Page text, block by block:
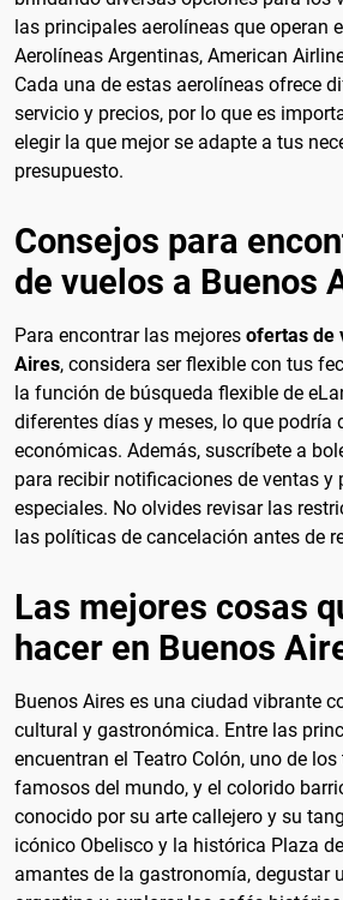
las principales aerolíneas que operan
Aerolíneas Argentinas, American
Cada una de estas aerolíneas ofrece
servicio y precios, por lo que es
elegir la que mejor se adapte a tus
presupuesto.
Consejos para
de vuelos a Buenos
Para encontrar las mejores ofertas de
Aires, considera ser flexible con tus
la función de búsqueda flexible de
diferentes días y meses, lo que podría
económicas. Además, suscríbete a
para recibir notificaciones de ventas y
especiales. No olvides revisar las
las políticas de cancelación antes de
Las mejores cosas
hacer en Buenos
Buenos Aires es una ciudad vibrante
cultural y gastronómica. Entre las
encuentran el Teatro Colón, uno de
famosos del mundo, y el colorido
conocido por su arte callejero y su
icónico Obelisco y la histórica Plaza
amantes de la gastronomía, degustar